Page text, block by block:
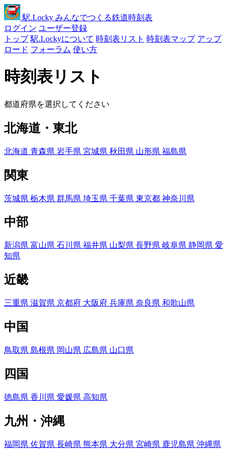
駅.Locky みんなでつくる鉄道時刻表
ログイン ユーザー登録
トップ 駅.Lockyについて 時刻表リスト 時刻表マップ アップ
ロード フォーラム 使い方
時刻表リスト
都道府県を選択してください
北海道・東北
北海道 青森県 岩手県 宮城県 秋田県 山形県 福島県
関東
茨城県 栃木県 群馬県 埼玉県 千葉県 東京都 神奈川県
中部
新潟県 富山県 石川県 福井県 山梨県 長野県 岐阜県 静岡県 愛
知県
近畿
三重県 滋賀県 京都府 大阪府 兵庫県 奈良県 和歌山県
中国
鳥取県 島根県 岡山県 広島県 山口県
四国
徳島県 香川県 愛媛県 高知県
九州・沖縄
福岡県 佐賀県 長崎県 熊本県 大分県 宮崎県 鹿児島県 沖縄県